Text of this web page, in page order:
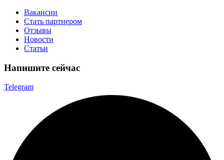
Вакансии
Стать партнером
Отзывы
Новости
Статьи
Напишите сейчас
Telegram